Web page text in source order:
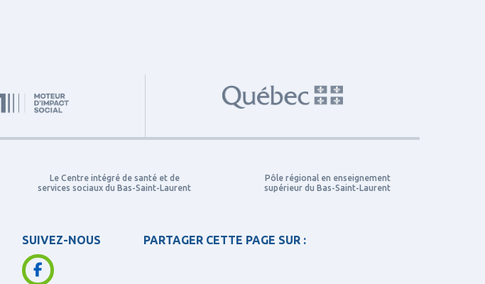
Le Centre intégré de santé et de
services sociaux du Bas-Saint-Laurent
Pôle régional en enseignement
supérieur du Bas-Saint-Laurent
SUIVEZ-NOUS PARTAGER CETTE PAGE SUR :